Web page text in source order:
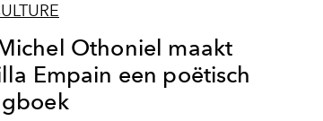
Othoniel maakt
Empain een poëtisch